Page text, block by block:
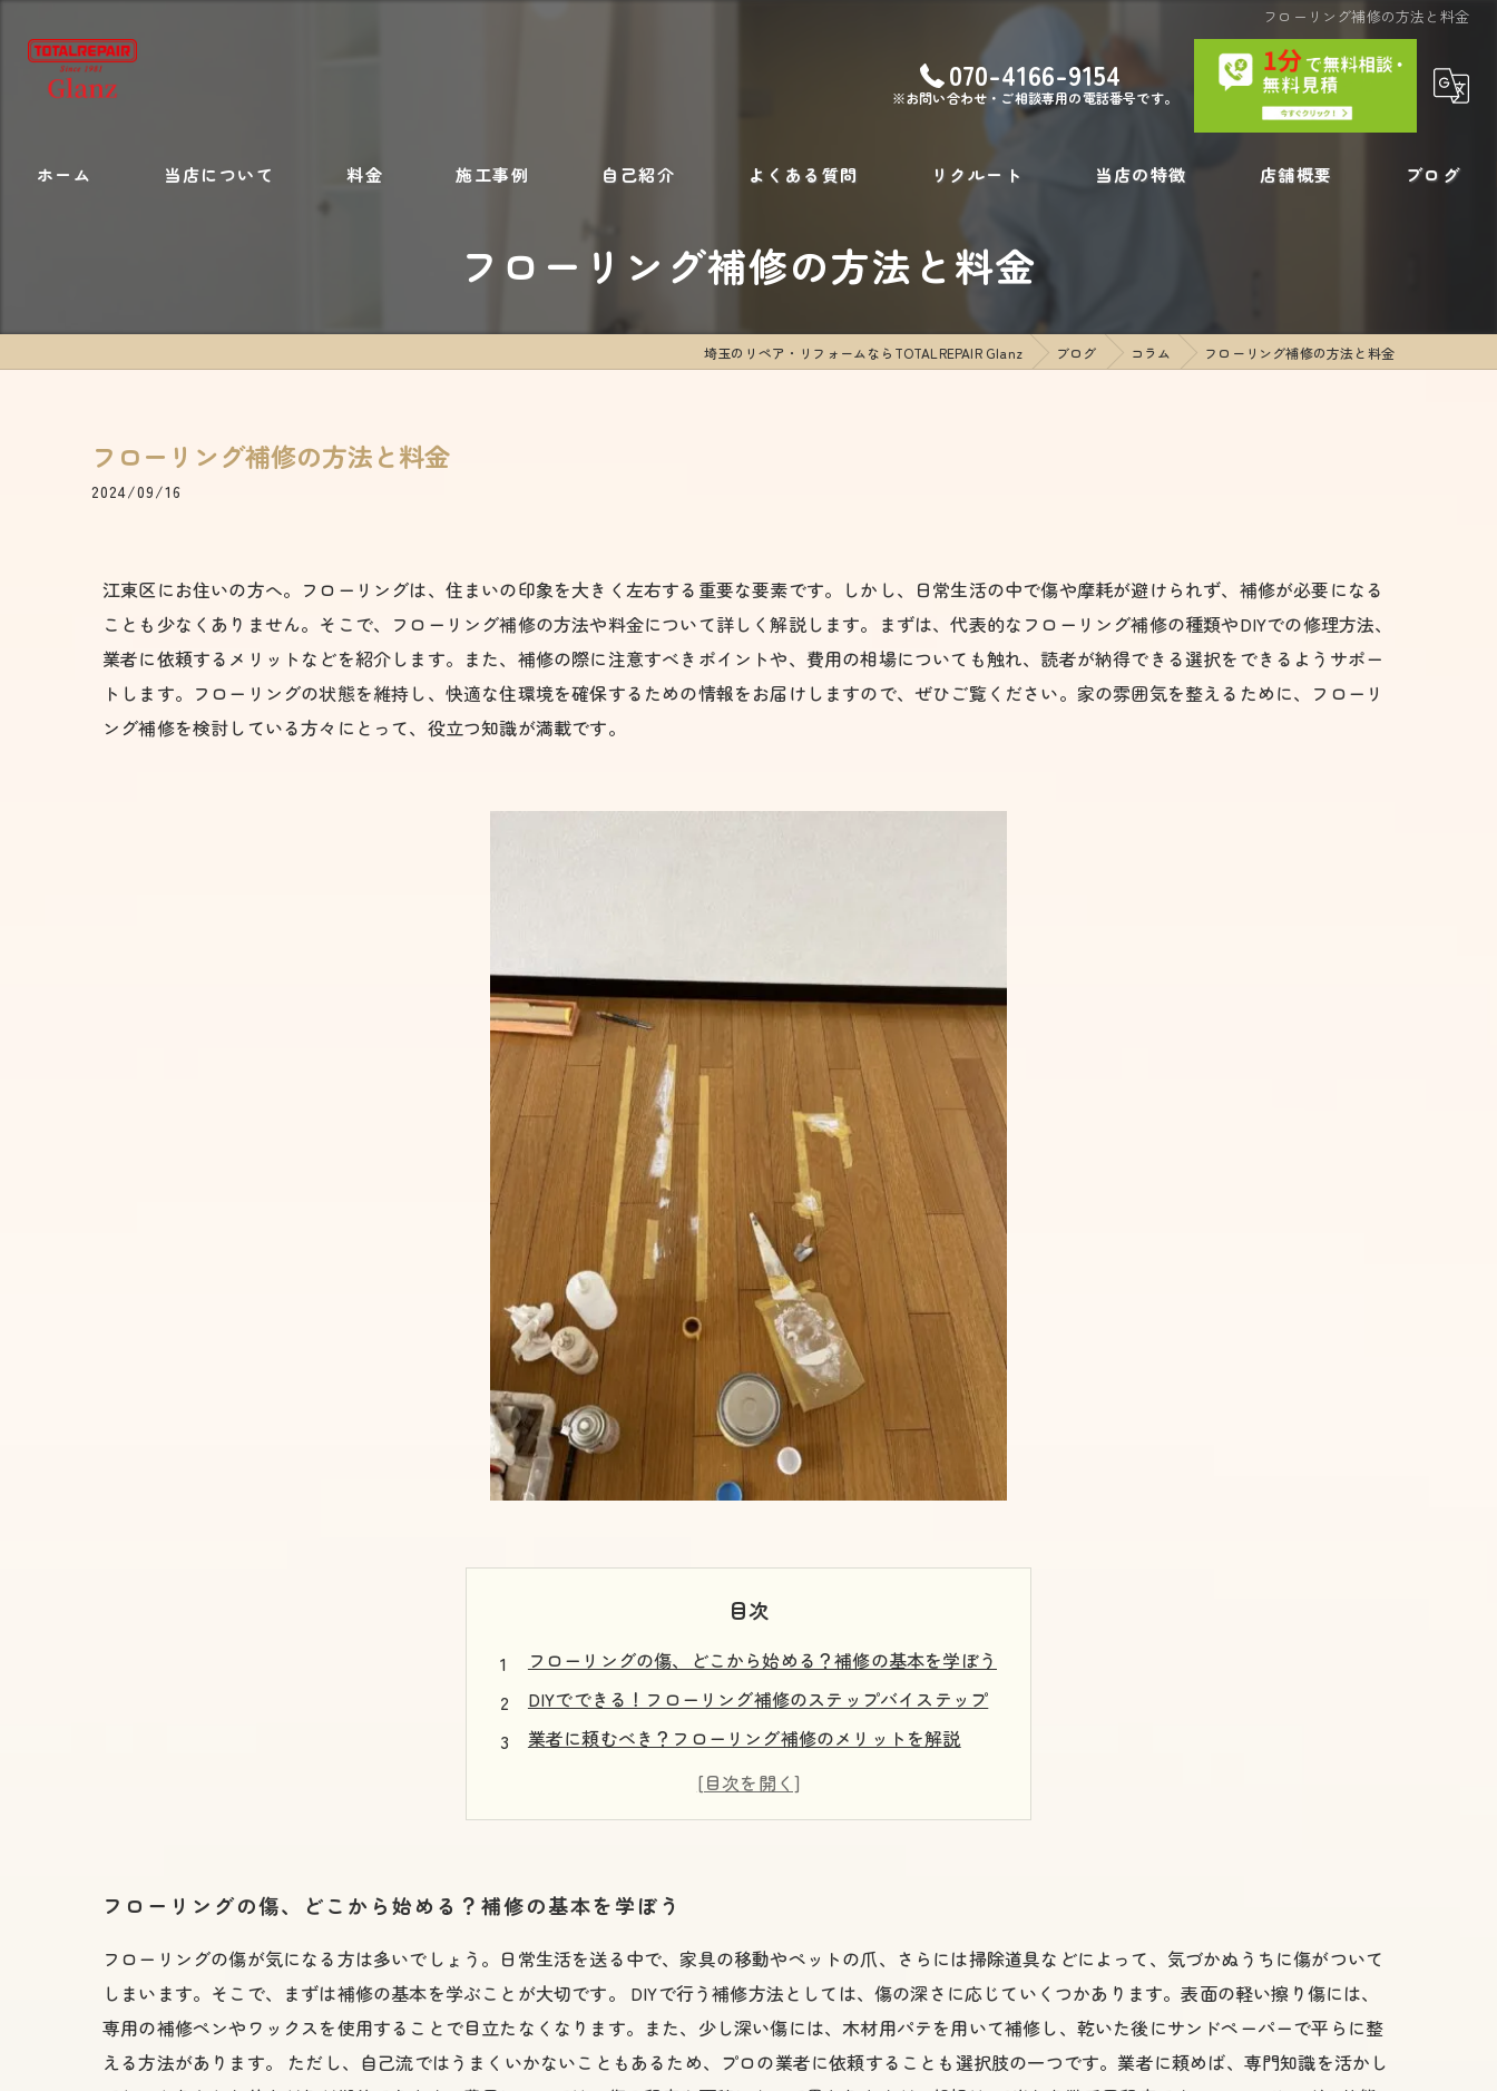
フローリング補修の方法と料金
070-4166-9154
※お問い合わせ・ご相談専用の電話番号です。
ホーム 当店について 料金 施工事例 自己紹介 よくある質問 リクルート 当店の特徴
フローリング補修
店舗概要 ブログ
フローリング補修の方法と料金
埼玉のリペア・リフォームならTOTALREPAIR Glanz ブログ コラム フローリング補修の方法と料金
フローリング補修の方法と料金
2024/09/16
江東区にお住いの方へ。フローリングは、住まいの印象を大きく左右する重要な要素です。しかし、日常生活の中で傷や摩耗が避けられず、補修が必要になる
ことも少なくありません。そこで、フローリング補修の方法や料金について詳しく解説します。まずは、代表的なフローリング補修の種類やDIYでの修理方法、
業者に依頼するメリットなどを紹介します。また、補修の際に注意すべきポイントや、費用の相場についても触れ、読者が納得できる選択をできるようサポー
トします。フローリングの状態を維持し、快適な住環境を確保するための情報をお届けしますので、ぜひご覧ください。家の雰囲気を整えるために、フローリ
ング補修を検討している方々にとって、役立つ知識が満載です。
目次
フローリングの傷、どこから始める？補修の基本を学ぼう
DIYでできる！フローリング補修のステップバイステップ
業者に頼むべき？フローリング補修のメリットを解説
補修にかかる費用はどのくらい？相場と賢い選び方
注意が必要なフローリング補修のポイントとは
快適な住環境を実現するためのフローリング補修ガイド
フローリングの傷、どこから始める？補修の基本を学ぼう
フローリングの傷が気になる方は多いでしょう。日常生活を送る中で、家具の移動やペットの爪、さらには掃除道具などによって、気づかぬうちに傷がついて
しまいます。そこで、まずは補修の基本を学ぶことが大切です。 DIYで行う補修方法としては、傷の深さに応じていくつかあります。表面の軽い擦り傷には、
専用の補修ペンやワックスを使用することで目立たなくなります。また、少し深い傷には、木材用パテを用いて補修し、乾いた後にサンドペーパーで平らに整
える方法があります。 ただし、自己流ではうまくいかないこともあるため、プロの業者に依頼することも選択肢の一つです。業者に頼めば、専門知識を活かし